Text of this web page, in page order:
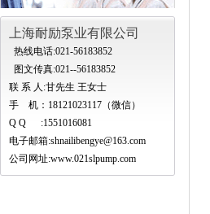
上海耐励泵业有限公司
热线电话:021-56183852
图文传真:021--56183852
联 系 人:甘先生 王女士
手 机：18121023117（微信）
Q Q :1551016081
电子邮箱:shnailibengye@163.com
公司网址:www.021slpump.com